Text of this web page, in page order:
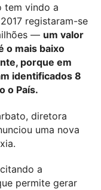
tem vindo a
registaram-se
— um valor
o mais baixo
porque em
identificados 8
o País.
diretora
uma nova
a
permite gerar